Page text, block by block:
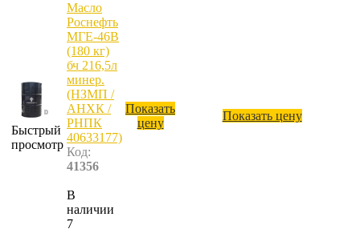
Быстрый
просмотр
Масло
Роснефть
МГЕ-46В
(180 кг)
бч 216,5л
минер.
(НЗМП /
АНХК /
РНПК
40633177)
Код:
41356
В
наличии
7
Показать
цену
Показать цену